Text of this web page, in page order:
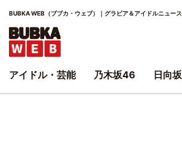
BUBKA WEB（ブブカ・ウェブ）｜グラビア＆アイドルニュー
アイドル・芸能 乃木坂46 日向